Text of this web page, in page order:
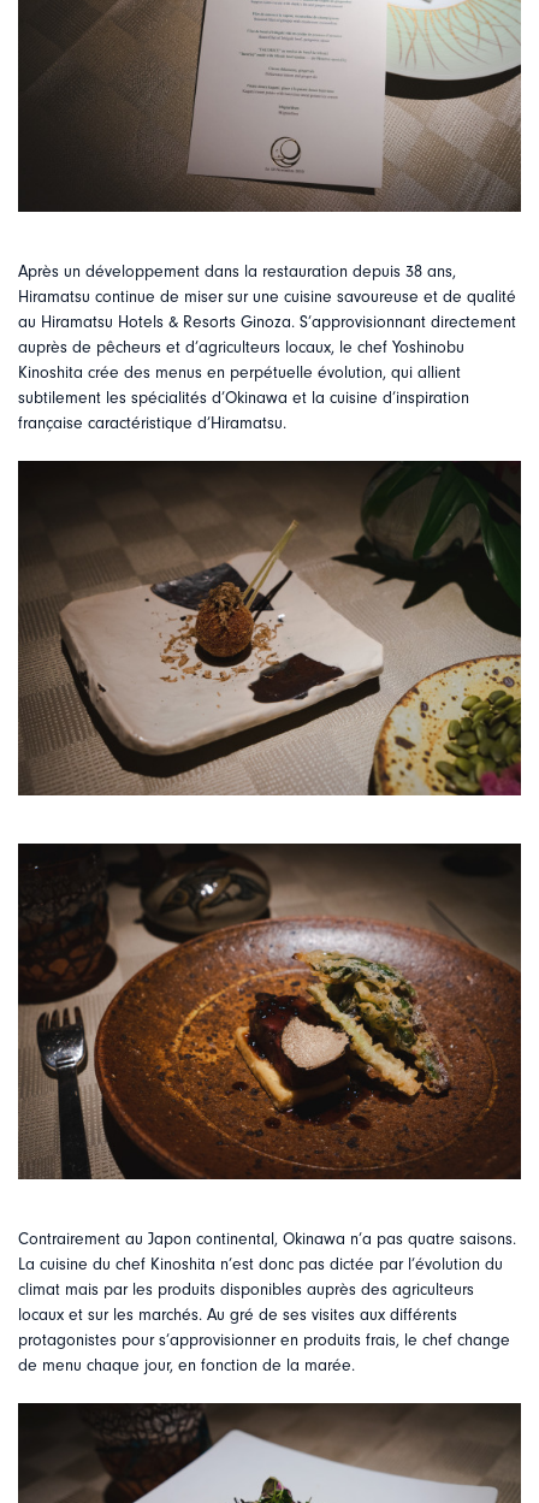
Après un développement dans la restauration depuis 38 ans,
Hiramatsu continue de miser sur une cuisine savoureuse et de qualité
au Hiramatsu Hotels & Resorts Ginoza. S’approvisionnant directement
auprès de pêcheurs et d’agriculteurs locaux, le chef Yoshinobu
Kinoshita crée des menus en perpétuelle évolution, qui allient
subtilement les spécialités d’Okinawa et la cuisine d’inspiration
française caractéristique d’Hiramatsu.
Contrairement au Japon continental, Okinawa n’a pas quatre saisons.
La cuisine du chef Kinoshita n’est donc pas dictée par l’évolution du
climat mais par les produits disponibles auprès des agriculteurs
locaux et sur les marchés. Au gré de ses visites aux différents
protagonistes pour s’approvisionner en produits frais, le chef change
de menu chaque jour, en fonction de la marée.